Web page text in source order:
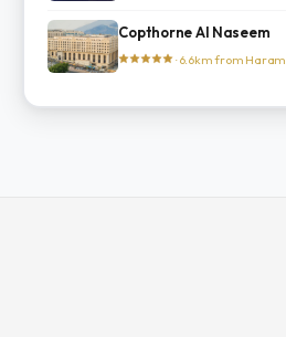
Copthorne Al Naseem
· 6.6km from Haram